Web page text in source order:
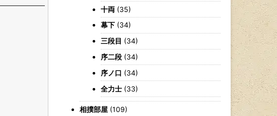
十両 (35)
幕下 (34)
三段目 (34)
序二段 (34)
序ノ口 (34)
全力士 (33)
相撲部屋 (109)